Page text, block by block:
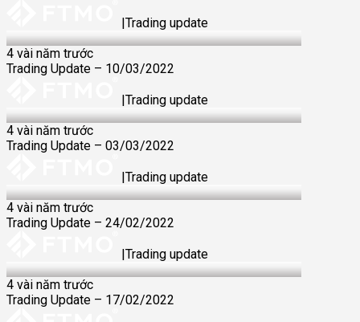
|Trading update
10 Mar 2022
4 vài năm trước
Trading Update – 10/03/2022
|Trading update
03 Mar 2022
4 vài năm trước
Trading Update – 03/03/2022
|Trading update
24 Feb 2022
4 vài năm trước
Trading Update – 24/02/2022
|Trading update
17 Feb 2022
4 vài năm trước
Trading Update – 17/02/2022